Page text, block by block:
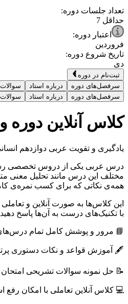
تعداد جلسات دوره:
حداقل 7
اعتبار دوره:
فروردین
تاریخ شروع دوره:
دی
ثبت‌نام در دوره
سرفصل‌های دوره
درباره استاد
سرفصل‌های دوره
درباره استاد
کلاس آنلاین
یادگیری و تقویت عربی دوازدهم
درس عربی یکی از دروس تخصصی
مختلف این درس مانند تحلیل معنی
همه‌ی نکاتی که برای کسب نمره‌ی کامل در آزمون
این کلاس‌ها به صورت آنلاین و
با تکنیک‌های درست به آن‌ها پاسخ دهید تا خیالتان از 60% تراز کل
📘 مرور و پوشش کامل تمام
🖋 آموزش قواعد و نکات دستوری
📝 حل نمونه سوالات تشریحی امتحان
💻 کلاس آنلاین تعاملی با امکان رفع